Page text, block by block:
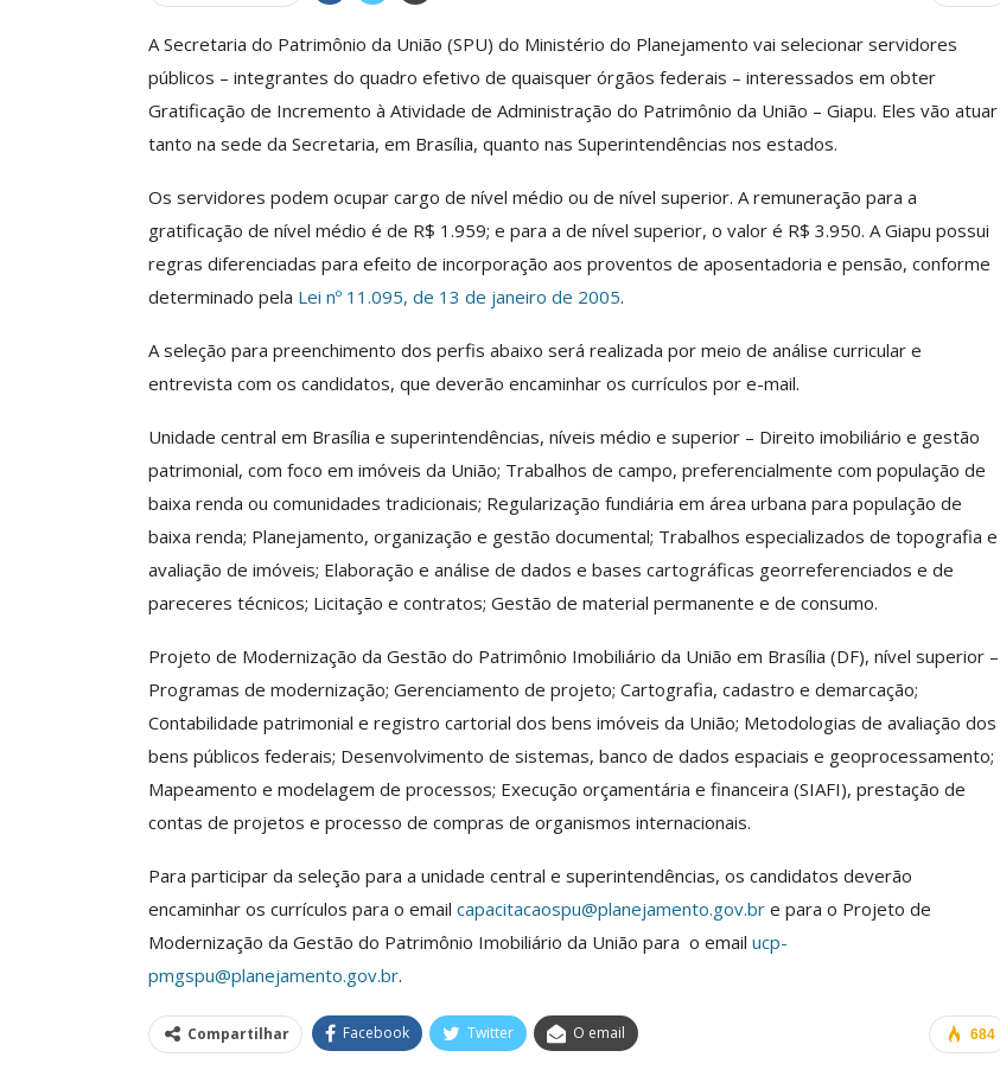
A Secretaria do Patrimônio da União (SPU) do Ministério do Planejamento vai selecionar servidores
públicos – integrantes do quadro efetivo de quaisquer órgãos federais – interessados em obter
Gratificação de Incremento à Atividade de Administração do Patrimônio da União – Giapu. Eles vão atuar
tanto na sede da Secretaria, em Brasília, quanto nas Superintendências nos estados.
Os servidores podem ocupar cargo de nível médio ou de nível superior. A remuneração para a
gratificação de nível médio é de R$ 1.959; e para a de nível superior, o valor é R$ 3.950. A Giapu possui
regras diferenciadas para efeito de incorporação aos proventos de aposentadoria e pensão, conforme
determinado pela Lei nº 11.095, de 13 de janeiro de 2005.
A seleção para preenchimento dos perfis abaixo será realizada por meio de análise curricular e
entrevista com os candidatos, que deverão encaminhar os currículos por e-mail.
Unidade central em Brasília e superintendências, níveis médio e superior – Direito imobiliário e gestão
patrimonial, com foco em imóveis da União; Trabalhos de campo, preferencialmente com população de
baixa renda ou comunidades tradicionais; Regularização fundiária em área urbana para população de
baixa renda; Planejamento, organização e gestão documental; Trabalhos especializados de topografia e
avaliação de imóveis; Elaboração e análise de dados e bases cartográficas georreferenciados e de
pareceres técnicos; Licitação e contratos; Gestão de material permanente e de consumo.
Projeto de Modernização da Gestão do Patrimônio Imobiliário da União em Brasília (DF), nível superior –
Programas de modernização; Gerenciamento de projeto; Cartografia, cadastro e demarcação;
Contabilidade patrimonial e registro cartorial dos bens imóveis da União; Metodologias de avaliação dos
bens públicos federais; Desenvolvimento de sistemas, banco de dados espaciais e geoprocessamento;
Mapeamento e modelagem de processos; Execução orçamentária e financeira (SIAFI), prestação de
contas de projetos e processo de compras de organismos internacionais.
Para participar da seleção para a unidade central e superintendências, os candidatos deverão
encaminhar os currículos para o email capacitacaospu@planejamento.gov.bre para o Projeto de
Modernização da Gestão do Patrimônio Imobiliário da União para o email ucp-
pmgspu@planejamento.gov.br.
684
Compartilhar Facebook Twitter O email
Clube De Benefícios ASSECOR
Reúne Dezenas De Escolas De
Comunicacao 29 jun, 2026
IMPRENSA
ASSECOR Acompanha Reunião
Da Mesa Nacional De
Reforça…
Comunicacao 26 jun, 2026
IMPRENSA
Presidente Da ASSECOR
Participa De Debate Sobre A
Comunicacao 5 ago, 2026
Categoria Unida Em Torno Dos
Sindical
Comunicacao 29 jul, 2026
IMPRENSA
Mais De Mil Procedimentos